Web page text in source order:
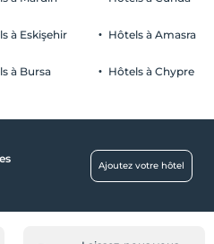
privé
pas facturés
à Eskişehir
à Bursa
Hôtels à Amasra
Hôtels à Chypre
Ajoutez votre hôtel